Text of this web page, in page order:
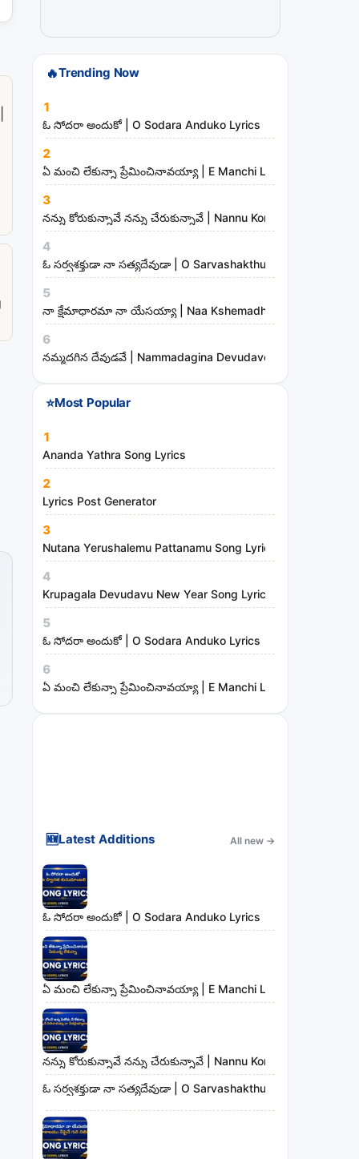
r
e
s
🔥Trending Now
1
ఓ సోదరా అందుకో | O Sodara Anduko Lyrics
2
ఏ మంచి లేకున్నా ప్రేమించినావయ్యా | E Manchi Lekunna
3
నన్ను కోరుకున్నావే నన్ను చేరుకున్నావే | Nannu Korukunnaave
4
ఓ సర్వశక్తుడా నా సత్యదేవుడా | O Sarvashakthudaa Naa
5
నా క్షేమాధారమా నా యేసయ్యా | Naa Kshemadharama Naa
6
నమ్మదగిన దేవుడవే | Nammadagina Devudave Song Lyrics
⭐Most Popular
1
Ananda Yathra Song Lyrics
2
Lyrics Post Generator
3
Nutana Yerushalemu Pattanamu Song Lyrics | Hosanna
4
Krupagala Devudavu New Year Song Lyrics
5
ఓ సోదరా అందుకో | O Sodara Anduko Lyrics
6
ఏ మంచి లేకున్నా ప్రేమించినావయ్యా | E Manchi Lekunna
🆕Latest Additions All new →
ఓ సోదరా అందుకో | O Sodara Anduko Lyrics
ఏ మంచి లేకున్నా ప్రేమించినావయ్యా | E Manchi Lekunna
నన్ను కోరుకున్నావే నన్ను చేరుకున్నావే | Nannu Korukunnaave
ఓ సర్వశక్తుడా నా సత్యదేవుడా | O Sarvashakthudaa Naa